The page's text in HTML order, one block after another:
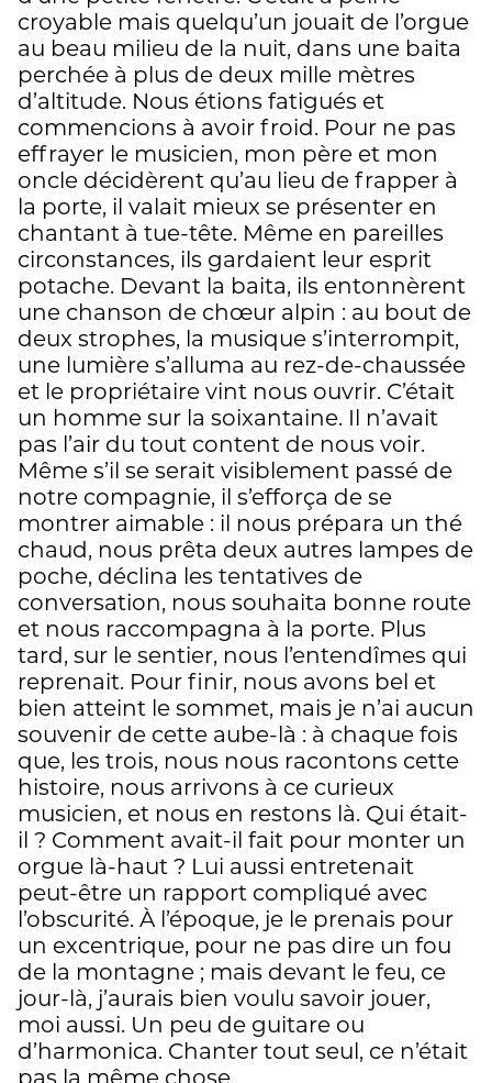
croyable mais quelqu’un jouait de l’orgue
au beau milieu de la nuit, dans une baita
perchée à plus de deux mille mètres
d’altitude. Nous étions fatigués et
commencions à avoir froid. Pour ne pas
effrayer le musicien, mon père et mon
oncle décidèrent qu’au lieu de frapper à
la porte, il valait mieux se présenter en
chantant à tue-tête. Même en pareilles
circonstances, ils gardaient leur esprit
potache. Devant la baita, ils entonnèrent
une chanson de chœur alpin : au bout de
deux strophes, la musique s’interrompit,
une lumière s’alluma au rez-de-chaussée
et le propriétaire vint nous ouvrir. C’était
un homme sur la soixantaine. Il n’avait
pas l’air du tout content de nous voir.
Même s’il se serait visiblement passé de
notre compagnie, il s’efforça de se
montrer aimable : il nous prépara un thé
chaud, nous prêta deux autres lampes de
poche, déclina les tentatives de
conversation, nous souhaita bonne route
et nous raccompagna à la porte. Plus
tard, sur le sentier, nous l’entendîmes qui
reprenait. Pour finir, nous avons bel et
bien atteint le sommet, mais je n’ai aucun
souvenir de cette aube-là : à chaque fois
que, les trois, nous nous racontons cette
histoire, nous arrivons à ce curieux
musicien, et nous en restons là. Qui était-
il ? Comment avait-il fait pour monter un
orgue là-haut ? Lui aussi entretenait
peut-être un rapport compliqué avec
l’obscurité. À l’époque, je le prenais pour
un excentrique, pour ne pas dire un fou
de la montagne ; mais devant le feu, ce
jour-là, j’aurais bien voulu savoir jouer,
moi aussi. Un peu de guitare ou
d’harmonica. Chanter tout seul, ce n’était
pas la même chose.